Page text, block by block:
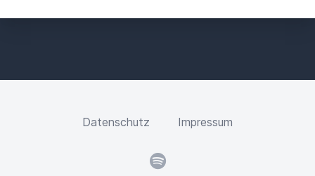
Datenschutz Impressum
Spotify